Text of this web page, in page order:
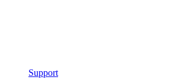
Support